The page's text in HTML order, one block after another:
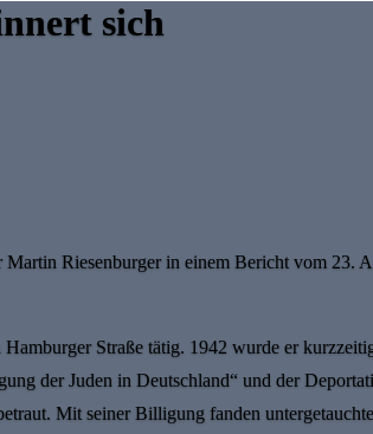
sich
Riesenburger in einem Bericht vom 23.
Straße tätig. 1942 wurde er
der Juden in Deutschland“ und der
Mit seiner Billigung fanden